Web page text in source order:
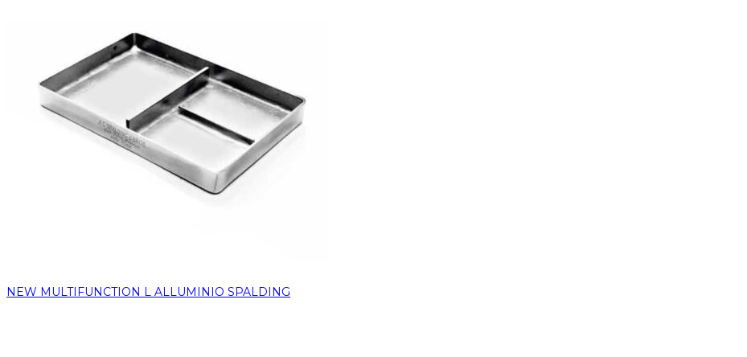
NEW MULTIFUNCTION L ALLUMINIO SPALDING